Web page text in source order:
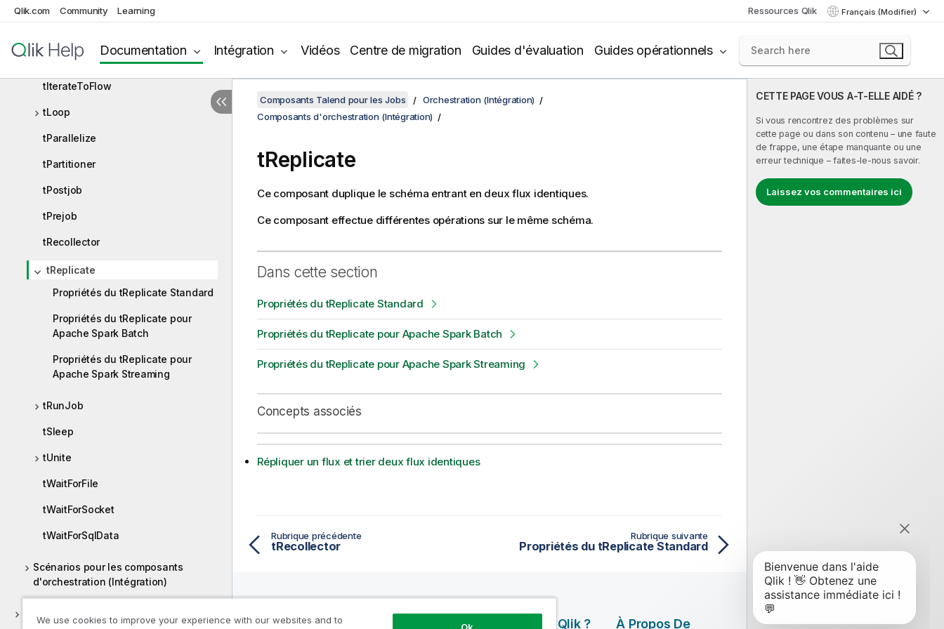
Qlik.com Community Learning Ressources Qlik Français (Modifier)
Documentation Intégration Vidéos Centre de migration Guides d'évaluation Guides opérationnels
tFlowToIterate
tInfiniteLoop
tIterateToFlow
tLoop
tParallelize
tPartitioner
tPostjob
tPrejob
tRecollector
tReplicate
Propriétés du tReplicate Standard
Propriétés du tReplicate pour
Apache Spark Batch
Propriétés du tReplicate pour
Apache Spark Streaming
tRunJob
tSleep
tUnite
tWaitForFile
tWaitForSocket
tWaitForSqlData
Scénarios pour les composants
d'orchestration (Intégration)
CETTE PAGE VOUS A-T-ELLE AIDÉ ?
Si vous rencontrez des problèmes sur
cette page ou dans son contenu – une faute
de frappe, une étape manquante ou une
erreur technique – faites-le-nous savoir.
Laissez vos commentaires ici
Composants Talend pour les Jobs
Orchestration (Intégration)
Composants d'orchestration (Intégration)
tReplicate
Ce composant duplique le schéma entrant en deux flux identiques.
Ce composant effectue différentes opérations sur le même schéma.
Dans cette section
Propriétés du tReplicate Standard
Propriétés du tReplicate pour Apache Spark Batch
Propriétés du tReplicate pour Apache Spark Streaming
Concepts associés
Répliquer un flux et trier deux flux identiques
Rubrique précédente
tRecollector
Rubrique suivante
Propriétés du tReplicate Standard
Ressources Pourquoi Qlik ? À Propos De
We use cookies to improve your experience with our websites and to